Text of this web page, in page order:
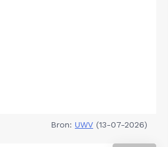
Bron: UWV (13-07-2026)